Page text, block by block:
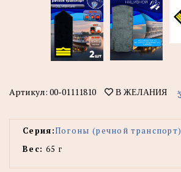
Артикул: 00-01111810 В ЖЕЛАНИЯ
Серия:Погоны (речной транспорт)
Вес: 65 г